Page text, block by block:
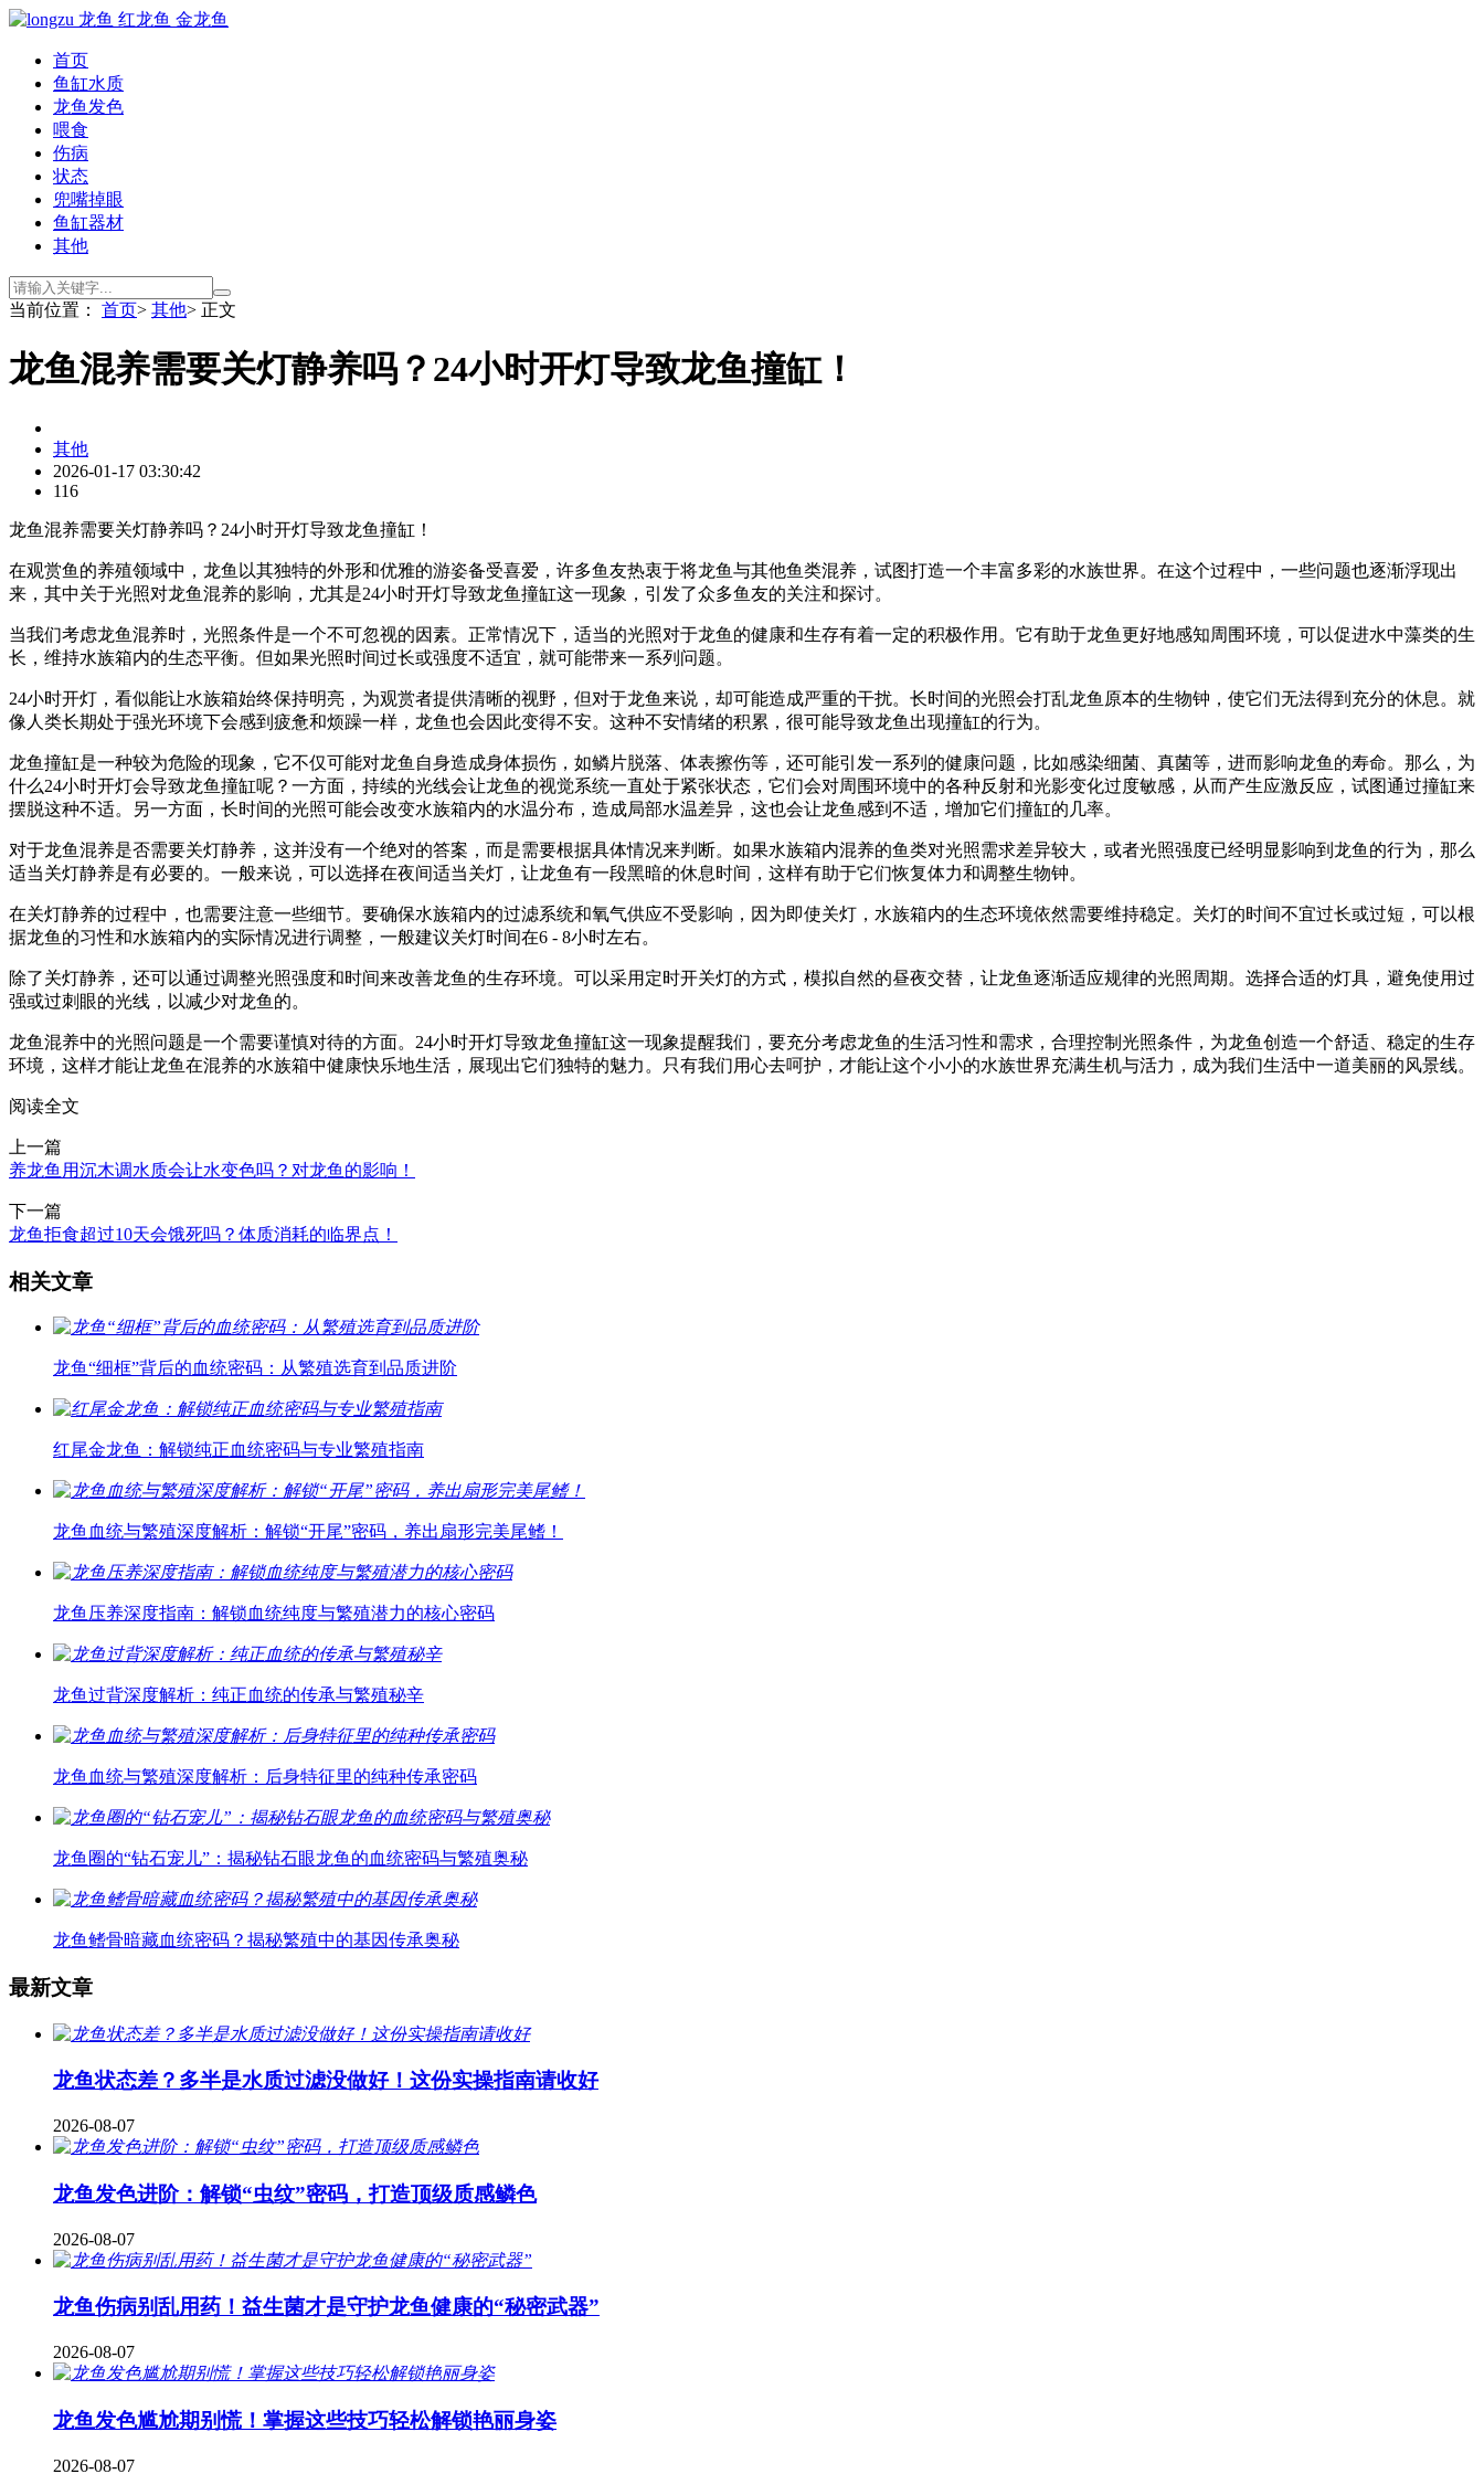
首页
鱼缸水质
龙鱼发色
喂食
伤病
状态
兜嘴掉眼
鱼缸器材
其他
当前位置： 首页> 其他> 正文
龙鱼混养需要关灯静养吗？24小时开灯导致龙鱼撞缸！
其他
2026-01-17 03:30:42
116
龙鱼混养需要关灯静养吗？24小时开灯导致龙鱼撞缸！
在观赏鱼的养殖领域中，龙鱼以其独特的外形和优雅的游姿备受喜爱，许多鱼友热衷于将龙鱼与其他鱼类混养，试图打造一个丰富多彩的水族世界。在这个过程中，一些问题也逐渐浮现出
来，其中关于光照对龙鱼混养的影响，尤其是24小时开灯导致龙鱼撞缸这一现象，引发了众多鱼友的关注和探讨。
当我们考虑龙鱼混养时，光照条件是一个不可忽视的因素。正常情况下，适当的光照对于龙鱼的健康和生存有着一定的积极作用。它有助于龙鱼更好地感知周围环境，可以促进水中藻类的生
长，维持水族箱内的生态平衡。但如果光照时间过长或强度不适宜，就可能带来一系列问题。
24小时开灯，看似能让水族箱始终保持明亮，为观赏者提供清晰的视野，但对于龙鱼来说，却可能造成严重的干扰。长时间的光照会打乱龙鱼原本的生物钟，使它们无法得到充分的休息。就
像人类长期处于强光环境下会感到疲惫和烦躁一样，龙鱼也会因此变得不安。这种不安情绪的积累，很可能导致龙鱼出现撞缸的行为。
龙鱼撞缸是一种较为危险的现象，它不仅可能对龙鱼自身造成身体损伤，如鳞片脱落、体表擦伤等，还可能引发一系列的健康问题，比如感染细菌、真菌等，进而影响龙鱼的寿命。那么，为
什么24小时开灯会导致龙鱼撞缸呢？一方面，持续的光线会让龙鱼的视觉系统一直处于紧张状态，它们会对周围环境中的各种反射和光影变化过度敏感，从而产生应激反应，试图通过撞缸来
摆脱这种不适。另一方面，长时间的光照可能会改变水族箱内的水温分布，造成局部水温差异，这也会让龙鱼感到不适，增加它们撞缸的几率。
对于龙鱼混养是否需要关灯静养，这并没有一个绝对的答案，而是需要根据具体情况来判断。如果水族箱内混养的鱼类对光照需求差异较大，或者光照强度已经明显影响到龙鱼的行为，那么
适当关灯静养是有必要的。一般来说，可以选择在夜间适当关灯，让龙鱼有一段黑暗的休息时间，这样有助于它们恢复体力和调整生物钟。
在关灯静养的过程中，也需要注意一些细节。要确保水族箱内的过滤系统和氧气供应不受影响，因为即使关灯，水族箱内的生态环境依然需要维持稳定。关灯的时间不宜过长或过短，可以根
据龙鱼的习性和水族箱内的实际情况进行调整，一般建议关灯时间在6 - 8小时左右。
除了关灯静养，还可以通过调整光照强度和时间来改善龙鱼的生存环境。可以采用定时开关灯的方式，模拟自然的昼夜交替，让龙鱼逐渐适应规律的光照周期。选择合适的灯具，避免使用过
强或过刺眼的光线，以减少对龙鱼的。
龙鱼混养中的光照问题是一个需要谨慎对待的方面。24小时开灯导致龙鱼撞缸这一现象提醒我们，要充分考虑龙鱼的生活习性和需求，合理控制光照条件，为龙鱼创造一个舒适、稳定的生存
环境，这样才能让龙鱼在混养的水族箱中健康快乐地生活，展现出它们独特的魅力。只有我们用心去呵护，才能让这个小小的水族世界充满生机与活力，成为我们生活中一道美丽的风景线。
阅读全文
上一篇
养龙鱼用沉木调水质会让水变色吗？对龙鱼的影响！
下一篇
龙鱼拒食超过10天会饿死吗？体质消耗的临界点！
相关文章
龙鱼“细框”背后的血统密码：从繁殖选育到品质进阶
红尾金龙鱼：解锁纯正血统密码与专业繁殖指南
龙鱼血统与繁殖深度解析：解锁“开尾”密码，养出扇形完美尾鳍！
龙鱼压养深度指南：解锁血统纯度与繁殖潜力的核心密码
龙鱼过背深度解析：纯正血统的传承与繁殖秘辛
龙鱼血统与繁殖深度解析：后身特征里的纯种传承密码
龙鱼圈的“钻石宠儿”：揭秘钻石眼龙鱼的血统密码与繁殖奥秘
龙鱼鳍骨暗藏血统密码？揭秘繁殖中的基因传承奥秘
最新文章
龙鱼状态差？多半是水质过滤没做好！这份实操指南请收好
2026-08-07
龙鱼发色进阶：解锁“虫纹”密码，打造顶级质感鳞色
2026-08-07
龙鱼伤病别乱用药！益生菌才是守护龙鱼健康的“秘密武器”
2026-08-07
龙鱼发色尴尬期别慌！掌握这些技巧轻松解锁艳丽身姿
2026-08-07